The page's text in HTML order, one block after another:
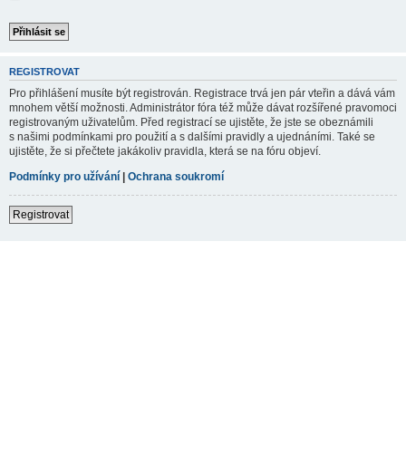
REGISTROVAT
Pro přihlášení musíte být registrován. Registrace trvá jen pár vteřin a dává vám
mnohem větší možnosti. Administrátor fóra též může dávat rozšířené pravomoci
registrovaným uživatelům. Před registrací se ujistěte, že jste se obeznámili
s našimi podmínkami pro použití a s dalšími pravidly a ujednáními. Také se
ujistěte, že si přečtete jakákoliv pravidla, která se na fóru objeví.
Podmínky pro užívání | Ochrana soukromí
Registrovat